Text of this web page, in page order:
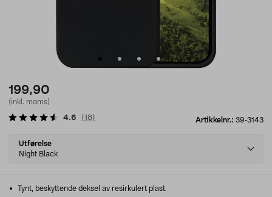
199,90
(inkl. moms)
Artikkelnr.: 39-3143
4.6 (18)
Select
variant
Utførelse
Night Black
Tynt, beskyttende deksel av resirkulert plast.